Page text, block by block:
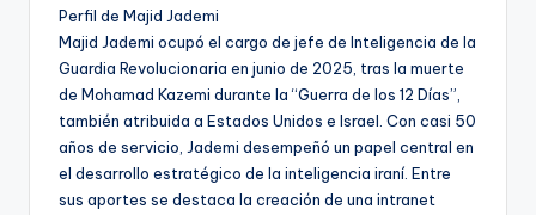
Perfil de Majid Jademi
Majid Jademi ocupó el cargo de jefe de Inteligencia de la
Guardia Revolucionaria en junio de 2025, tras la muerte
de Mohamad Kazemi durante la “Guerra de los 12 Días”,
también atribuida a Estados Unidos e Israel. Con casi 50
años de servicio, Jademi desempeñó un papel central en
el desarrollo estratégico de la inteligencia iraní. Entre
sus aportes se destaca la creación de una intranet